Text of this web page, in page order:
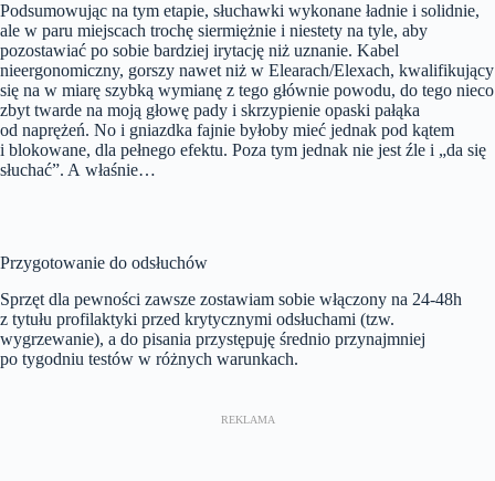
Podsumowując na tym etapie, słuchawki wykonane ładnie i solidnie,
ale w paru miejscach trochę siermiężnie i niestety na tyle, aby
pozostawiać po sobie bardziej irytację niż uznanie. Kabel
nieergonomiczny, gorszy nawet niż w Elearach/Elexach, kwalifikujący
się na w miarę szybką wymianę z tego głównie powodu, do tego nieco
zbyt twarde na moją głowę pady i skrzypienie opaski pałąka
od naprężeń. No i gniazdka fajnie byłoby mieć jednak pod kątem
i blokowane, dla pełnego efektu. Poza tym jednak nie jest źle i „da się
słuchać”. A właśnie…
Przygotowanie do odsłuchów
Sprzęt dla pewności zawsze zostawiam sobie włączony na 24-48h
z tytułu profilaktyki przed krytycznymi odsłuchami (tzw.
wygrzewanie), a do pisania przystępuję średnio przynajmniej
po tygodniu testów w różnych warunkach.